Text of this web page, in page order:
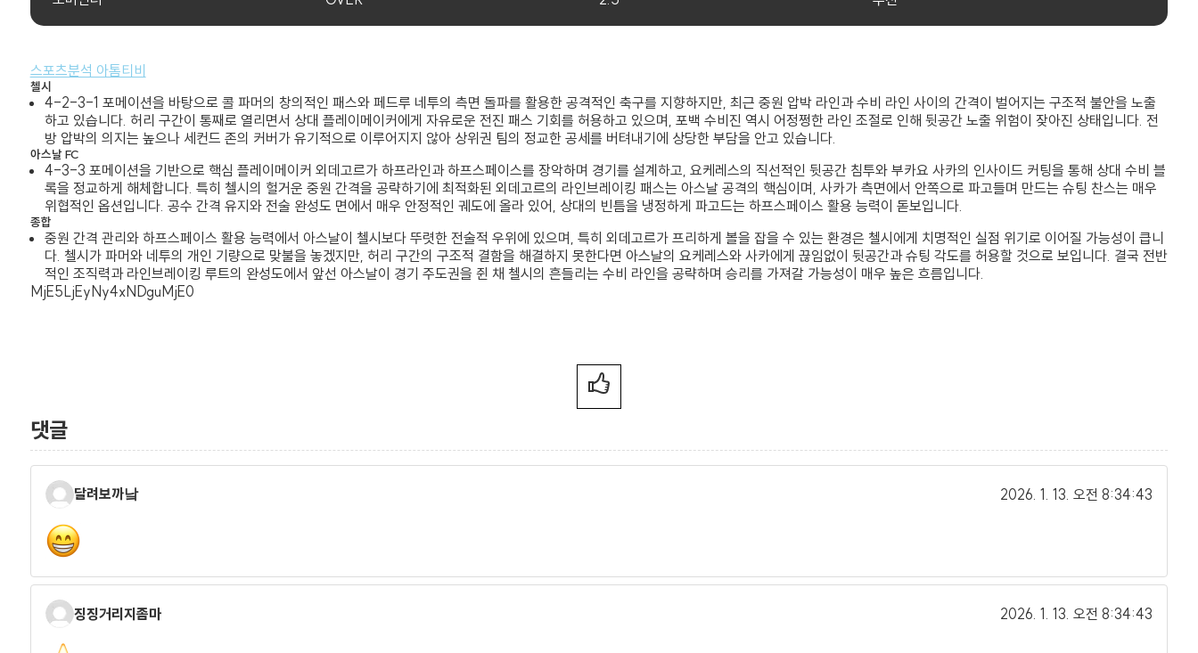
스포츠분석 아톰티비
첼시
4-2-3-1 포메이션을 바탕으로 콜 파머의 창의적인 패스와 페드루 네투의 측면 돌파를 활용한 공격적인 축구를 지향하지만, 최근 중원 압박 라인과 수비 라인 사이의 간격이 벌어지는 구조적 불안을 노출
하고 있습니다. 허리 구간이 통째로 열리면서 상대 플레이메이커에게 자유로운 전진 패스 기회를 허용하고 있으며, 포백 수비진 역시 어정쩡한 라인 조절로 인해 뒷공간 노출 위험이 잦아진 상태입니다. 전
방 압박의 의지는 높으나 세컨드 존의 커버가 유기적으로 이루어지지 않아 상위권 팀의 정교한 공세를 버텨내기에 상당한 부담을 안고 있습니다.
아스날 FC
4-3-3 포메이션을 기반으로 핵심 플레이메이커 외데고르가 하프라인과 하프스페이스를 장악하며 경기를 설계하고, 요케레스의 직선적인 뒷공간 침투와 부카요 사카의 인사이드 커팅을 통해 상대 수비 블
록을 정교하게 해체합니다. 특히 첼시의 헐거운 중원 간격을 공략하기에 최적화된 외데고르의 라인브레이킹 패스는 아스날 공격의 핵심이며, 사카가 측면에서 안쪽으로 파고들며 만드는 슈팅 찬스는 매우
위협적인 옵션입니다. 공수 간격 유지와 전술 완성도 면에서 매우 안정적인 궤도에 올라 있어, 상대의 빈틈을 냉정하게 파고드는 하프스페이스 활용 능력이 돋보입니다.
종합
중원 간격 관리와 하프스페이스 활용 능력에서 아스날이 첼시보다 뚜렷한 전술적 우위에 있으며, 특히 외데고르가 프리하게 볼을 잡을 수 있는 환경은 첼시에게 치명적인 실점 위기로 이어질 가능성이 큽니
다. 첼시가 파머와 네투의 개인 기량으로 맞불을 놓겠지만, 허리 구간의 구조적 결함을 해결하지 못한다면 아스날의 요케레스와 사카에게 끊임없이 뒷공간과 슈팅 각도를 허용할 것으로 보입니다. 결국 전반
적인 조직력과 라인브레이킹 루트의 완성도에서 앞선 아스날이 경기 주도권을 쥔 채 첼시의 흔들리는 수비 라인을 공략하며 승리를 가져갈 가능성이 매우 높은 흐름입니다.
MjE5LjEyNy4xNDguMjE0
댓글
달려보까낰 2026. 1. 13. 오전 8:34:43
징징거리지좀마 2026. 1. 13. 오전 8:34:43